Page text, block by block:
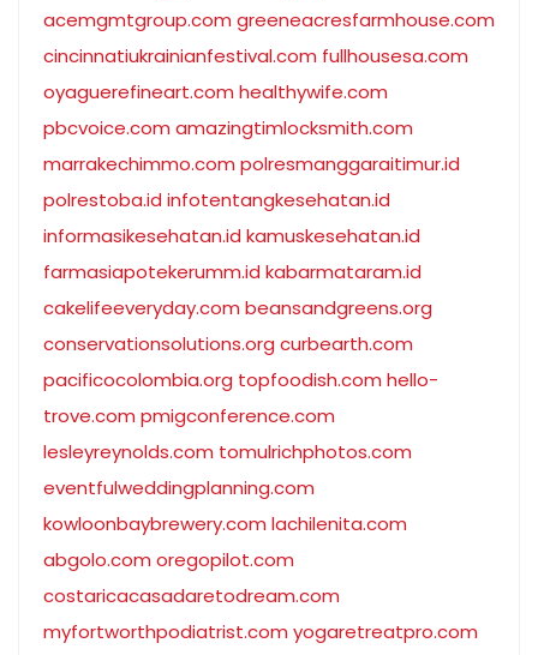
acemgmtgroup.com greeneacresfarmhouse.com
cincinnatiukrainianfestival.com fullhousesa.com
oyaguerefineart.com healthywife.com
pbcvoice.com amazingtimlocksmith.com
marrakechimmo.com polresmanggaraitimur.id
polrestoba.id infotentangkesehatan.id
informasikesehatan.id kamuskesehatan.id
farmasiapotekerumm.id kabarmataram.id
cakelifeeveryday.com beansandgreens.org
conservationsolutions.org curbearth.com
pacificocolombia.org topfoodish.com hello-
trove.com pmigconference.com
lesleyreynolds.com tomulrichphotos.com
eventfulweddingplanning.com
kowloonbaybrewery.com lachilenita.com
abgolo.com oregopilot.com
costaricacasadaretodream.com
myfortworthpodiatrist.com yogaretreatpro.com